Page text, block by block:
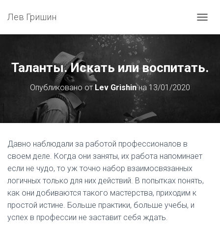
Лев Гришин
Е
Л
И
Ц
Таланты. Искать или воспитать.
Опубликовано от Lev Grishinна 13/01/2020
Давно наблюдали за работой профессионалов в
своем деле. Когда они заняты, их работа напоминает
если не чудо, то уж точно набор взаимосвязанных
логичных только для них действий. В попытках понять,
как они добиваются такого мастерства, приходим к
простой истине. Больше практики, больше учебы, и
успех в профессии не заставит себя ждать.